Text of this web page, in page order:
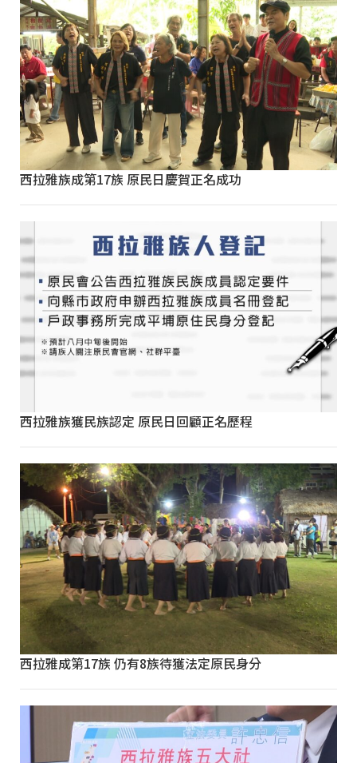
西拉雅族成第17族 原民日慶賀正名成功
西拉雅族獲民族認定 原民日回顧正名歷程
西拉雅成第17族 仍有8族待獲法定原民身分